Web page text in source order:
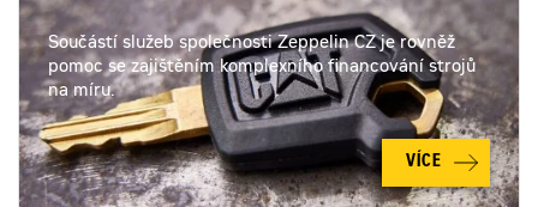
Součástí služeb společnosti Zeppelin CZ je rovněž
pomoc se zajištěním komplexního financování strojů
na míru.
VÍCE